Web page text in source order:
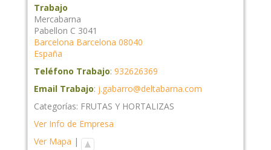
Trabajo
Mercabarna
Pabellon C 3041
Barcelona Barcelona 08040
España
Teléfono Trabajo: 932626369
Email Trabajo: j.gabarro@deltabarna.com
Categorías: FRUTAS Y HORTALIZAS
Ver Info de Empresa
Ver Mapa |